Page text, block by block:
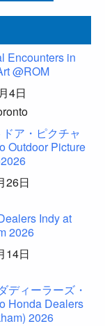
Encounters in
@ROM
4日
ア・ピクチャ
Outdoor Picture
26日
Indy at
2026
14日
ディーラーズ・
Honda Dealers
2026